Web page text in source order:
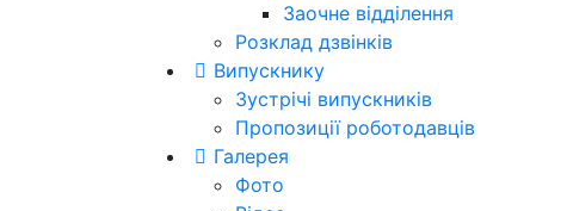
Заочне відділення
Розклад дзвінків
Випускнику
Зустрічі випускників
Пропозиції роботодавців
Галерея
Фото